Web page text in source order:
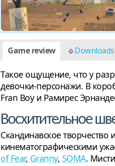
Game review Downloads
Такое ощущение, что у
девочки-персонажи. В
Fran Boy и Рамирес
Восхитительное
Скандинавское
кинематографическими
of Fear, Granny, SOMA.